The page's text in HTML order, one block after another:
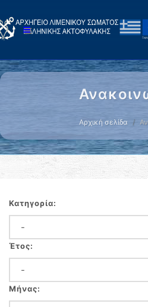
Αρχική σελίδα
Κατηγορία:
Έτος:
Μήνας: